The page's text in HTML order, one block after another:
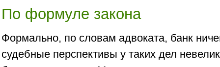
По формуле закона
Формально, по словам адвоката, банк
судебные перспективы у таких дел